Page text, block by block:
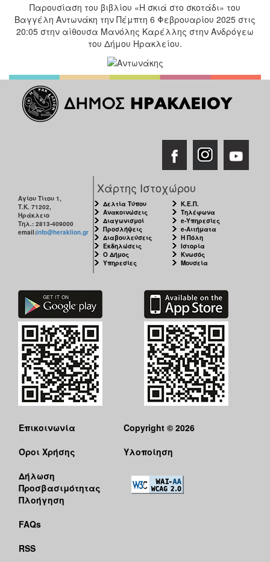
Παρουσίαση του βιβλίου «Η σκιά στο σκοτάδι» του
Βαγγέλη Αντωνάκη την Πέμπτη 6 Φεβρουαρίου 2025 στις
20:05 στην αίθουσα Μανόλης Καρέλλης στην Ανδρόγεω
του Δήμου Ηρακλείου.
Αγίου Τίτου 1,
Τ.Κ. 71202,
Ηράκλειο
Τηλ.: 2813-409000
email:info@heraklion.gr
Χάρτης Ιστοχώρου
Δελτία Τύπου
Ανακοινώσεις
Διαγωνισμοί
Προσλήψεις
Διαβουλεύσεις
Εκδηλώσεις
Ο Δήμος
Υπηρεσίες
Κ.Ε.Π.
Τηλέφωνα
e-Υπηρεσίες
e-Αιτήματα
Η Πόλη
Ιστορία
Κνωσός
Μουσεία
Επικοινωνία
Όροι Χρήσης
Δήλωση
Προσβασιμότητας
Πλοήγηση
FAQs
RSS
Copyright © 2026
Υλοποίηση